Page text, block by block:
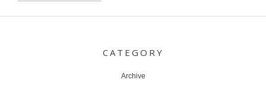
CATEGORY
Archive